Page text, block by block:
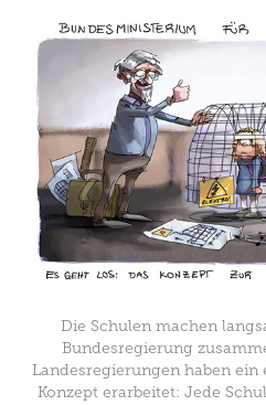
Die Schulen machen
Bundesregierung
Landesregierungen haben ein
Konzept erarbeitet: Jede